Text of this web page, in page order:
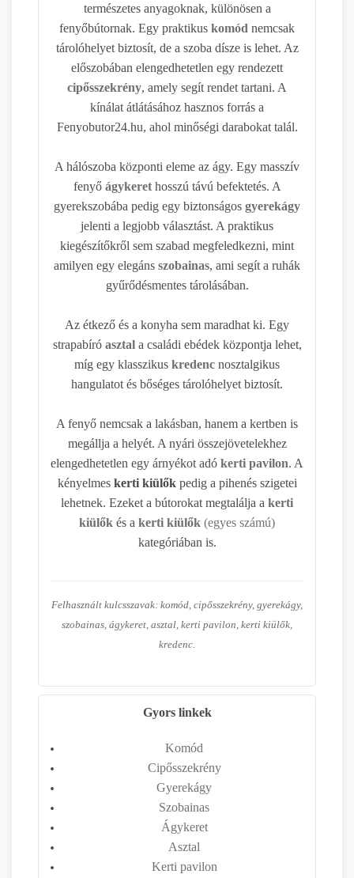
természetes anyagoknak, különösen a
fenyőbútornak. Egy praktikus komód nemcsak
tárolóhelyet biztosít, de a szoba dísze is lehet. Az
előszobában elengedhetetlen egy rendezett
cipősszekrény, amely segít rendet tartani. A
kínálat átlátásához hasznos forrás a
Fenyobutor24.hu, ahol minőségi darabokat talál.
A hálószoba központi eleme az ágy. Egy masszív
fenyő ágykerethosszú távú befektetés. A
gyerekszobába pedig egy biztonságos gyerekágy
jelenti a legjobb választást. A praktikus
kiegészítőkről sem szabad megfeledkezni, mint
amilyen egy elegáns szobainas, ami segít a ruhák
gyűrődésmentes tárolásában.
Az étkező és a konyha sem maradhat ki. Egy
strapabíró asztala családi ebédek központja lehet,
míg egy klasszikus kredenc nosztalgikus
hangulatot és bőséges tárolóhelyet biztosít.
A fenyő nemcsak a lakásban, hanem a kertben is
megállja a helyét. A nyári összejövetelekhez
elengedhetetlen egy árnyékot adó kerti pavilon. A
kényelmes kerti kiülőkpedig a pihenés szigetei
lehetnek. Ezeket a bútorokat megtalálja a kerti
kiülők és a kerti kiülők (egyes számú)
kategóriában is.
Felhasznált kulcsszavak: komód, cipősszekrény, gyerekágy,
szobainas, ágykeret, asztal, kerti pavilon, kerti kiülők,
kredenc.
Gyors linkek
Komód
Cipősszekrény
Gyerekágy
Szobainas
Ágykeret
Asztal
Kerti pavilon